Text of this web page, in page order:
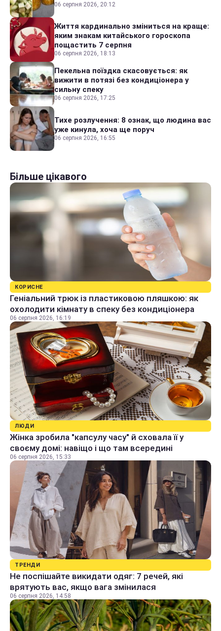
06 серпня 2026, 20:12
Життя кардинально зміниться на краще:
яким знакам китайського гороскопа
пощастить 7 серпня
06 серпня 2026, 18:13
Пекельна поїздка скасовується: як
вижити в потязі без кондиціонера у
сильну спеку
06 серпня 2026, 17:25
Тихе розлучення: 8 ознак, що людина вас
уже кинула, хоча ще поруч
06 серпня 2026, 16:55
Більше цікавого
КОРИСНЕ
Геніальний трюк із пластиковою пляшкою: як
охолодити кімнату в спеку без кондиціонера
06 серпня 2026, 16:19
ЛЮДИ
Жінка зробила "капсулу часу" й сховала її у
своєму домі: навіщо і що там всередині
06 серпня 2026, 15:33
ТРЕНДИ
Не поспішайте викидати одяг: 7 речей, які
врятують вас, якщо вага змінилася
06 серпня 2026, 14:58